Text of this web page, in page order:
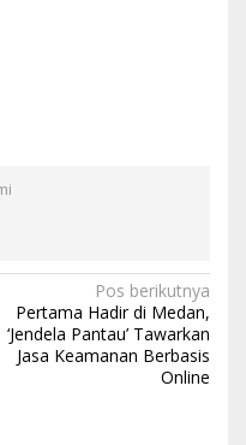
Pos berikutnya
Pertama Hadir di Medan,
‘Jendela Pantau’ Tawarkan
Jasa Keamanan Berbasis
Online